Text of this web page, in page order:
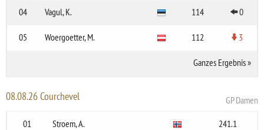
04 Vagul, K. 114 0
05 Woergoetter, M. 112 3
Ganzes Ergebnis»
08.08.26 Courchevel
GP Damen
01
Stroem, A. 241.1